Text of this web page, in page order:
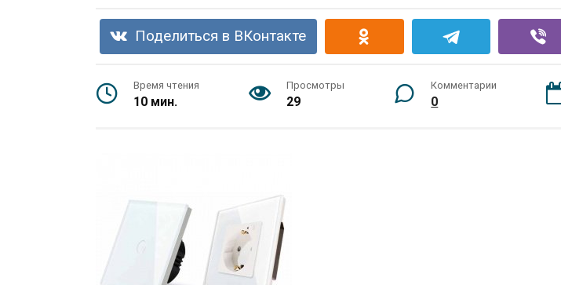
Поделиться в ВКонтакте
Время чтения
10 мин.
Просмотры
29
Комментарии
0